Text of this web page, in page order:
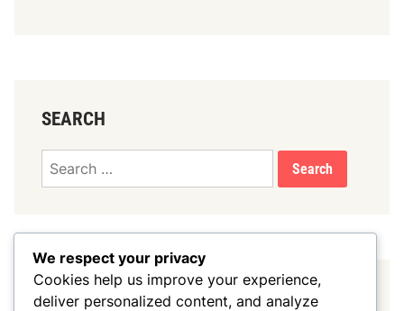
SEARCH
Search
ARCHIVES
We respect your privacy
Cookies help us improve your experience,
deliver personalized content, and analyze